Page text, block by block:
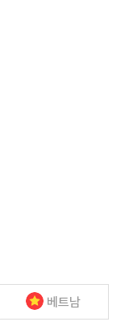
베트남